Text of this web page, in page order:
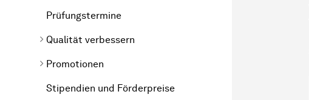
Prüfungstermine
Qualität verbessern
Promotionen
Stipendien und Förderpreise